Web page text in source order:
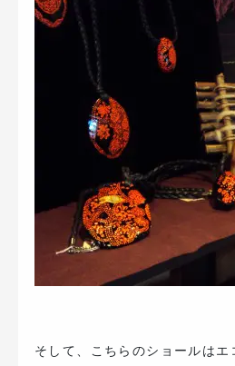
そして、こちらのショールはエ